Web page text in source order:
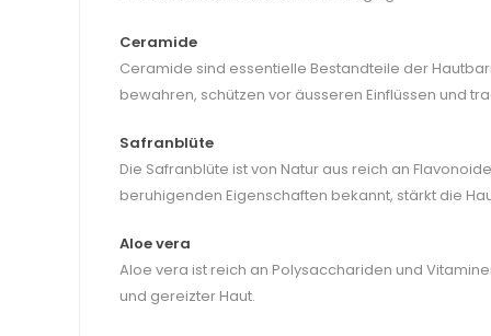
Ceramide
Ceramide sind essentielle Bestandteile der
bewahren, schützen vor äusseren Einflüssen und
Safranblüte
Die Safranblüte ist von Natur aus reich an
beruhigenden Eigenschaften bekannt, stärkt die
Aloe vera
Aloe vera ist reich an Polysacchariden und
und gereizter Haut.